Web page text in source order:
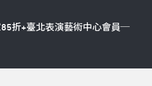
折+臺北表演藝術中心會員─